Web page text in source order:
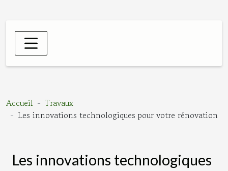
Accueil
Travaux
Les innovations technologiques pour votre rénovation
Les innovations technologiques